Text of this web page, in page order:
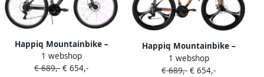
Happiq Mountainbike –
Voor en – 18 versnellingen
voorverende vork dubbele
1 webshop
€ 689,- € 654,-
Happiq Mountainbike –
Voor en – 18 versnellingen 3
spaken schijfremfiets –
1 webshop
€ 689,- € 654,-